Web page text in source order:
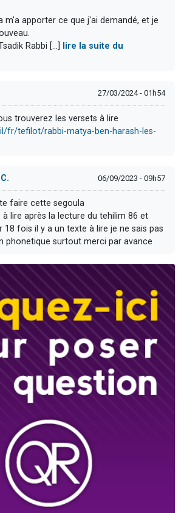
m'a apporter ce que j'ai demandé, et je
Rabbi [...]
lire la suite du
27/03/2024 - 01h54
trouverez les versets à lire
fr/tefilot/rabbi-matya-ben-harash-les-
06/09/2023 - 09h57
faire cette segoula
à lire après la lecture du tehilim 86 et
18 fois il y a un texte à lire je ne sais pas
phonetique surtout merci par avance